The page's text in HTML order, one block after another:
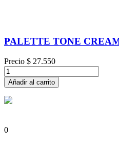
PALETTE TONE
Precio $ 27.550
Añadir al carrito
0